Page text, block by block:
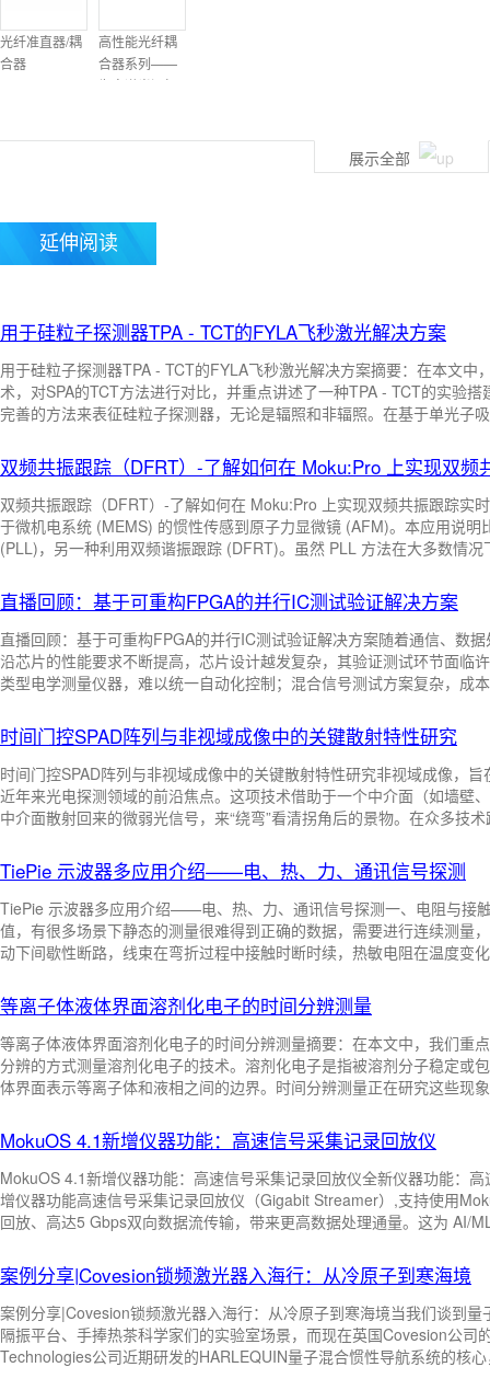
中文：光纤陀螺死区；英文：dead zone of fiber optic gyroscope
中文：惯性级光纤陀螺仪；英文：inertial grade fiber optic gyroscope
中文：战术级光纤陀螺仪；英文：tactical-level fiber optic gyroscope
中文：速率级光纤陀螺仪；英文：rate-level fiber optic gyroscope
中文：布里渊型光纤陀螺；英文：Brillouin fiber optic gyroscope
中文：谐振型光纤陀螺；英文：resonant fiber optic gyroscope
中文：干涉型光纤陀螺；英文：interferometric fiber optic gyroscope
中文：混偏光纤陀螺；英文：mixed polarized fiber optic gyroscope
中文：保偏光纤陀螺；英文：polarization-main- taining fiber optic gyroscope
中文：开环光纤陀螺；英文：open-100p fiber optic gyroscope 中文：
中文：闭环光纤陀螺；英文：closed-100p fiber op-tic gyroscope
中文：光纤无线网络；英文：optical fiber-wireless network
中文：光纤传输系统；英文：optical fiber trans-mission system
中文：光纤通信系统；英文：optical fiber commu-nication system
中文：光纤共焦扫描干涉显微术；英文：fiber-optical confocal scanning
中文：纤维直径光学分析仪；英文：optical fiber diameter analyzer
中文：光纤光时域反射计；英文：optical fiber time- domain reflectometer
中文：光纤菲佐干涉仪；英文：Fizeau optical fiber interferometer
中文：光纤马赫-曾德尔干涉仪；英文：Mach- Zehnder optical fiber
中文：光纤迈克耳孙干涉仪；英文：Michelson optical fiber interferometer
光纤准直器/耦
合器
高性能光纤耦
合器系列——
为宽谱光源打
展示全部
延伸阅读
用于硅粒子探测器TPA - TCT的FYLA飞秒激光解决方案
用于硅粒子探测器TPA - TCT的FYLA飞秒激光解决方案摘要：在本文中
术，对SPA的TCT方法进行对比，并重点讲述了一种TPA - TCT的实验
完善的方法来表征硅粒子探测器，无论是辐照和非辐照。在基于单光子
本上是有限的。双光子吸收瞬态电流技术（TPA - TCT）通过利用硅中
子能量时，线性吸收被强烈抑制，并且电 ...
双频共振跟踪（DFRT）-了解如何在 Moku:Pro 上实现双频
双频共振跟踪（DFRT）-了解如何在 Moku:Pro 上实现双频共振跟踪实
于微机电系统 (MEMS) 的惯性传感到原子力显微镜 (AFM)。本应用说
(PLL)，另一种利用双频谐振跟踪 (DFRT)。虽然 PLL 方法在大多数情
频多频锁定检测实验和PID 控制器在一个Moku:Pro设备。双频信号由
测试，并获得了积极的结 ...
直播回顾：基于可重构FPGA的并行IC测试验证解决方案
直播回顾：基于可重构FPGA的并行IC测试验证解决方案随着通信、数
沿芯片的性能要求不断提高，芯片设计越发复杂，其验证测试环节面临
类型电学测量仪器，难以统一自动化控制；混合信号测试方案复杂，成
决方案》线上研讨会。会上，LI应用专家Hank Long介绍了基于FPGA
势，并演示了如何利用 Mo ...
时间门控SPAD阵列与非视域成像中的关键散射特性研究
时间门控SPAD阵列与非视域成像中的关键散射特性研究非视域成像，
近年来光电探测领域的前沿焦点。这项技术借助于一个中介面（如墙壁
中介面散射回来的微弱光信号，来“绕弯”看清拐角后的景物。在众多技
一。图1：基于 TG-SPAD 阵列的非视域成像原理示意图一、 技术核心
TiePie 示波器多应用介绍——电、热、力、通讯信号探测
TiePie 示波器多应用介绍——电、热、力、通讯信号探测一、电阻与接
值，有很多场景下静态的测量很难得到正确的数据，需要进行连续测量
动下间歇性断路，线束在弯折过程中接触时断时续，热敏电阻在温度变
里用 Neutralize 把线阻抵消掉，然后就可以开始测量，实现边操作被测
环试验时，接触电阻是否在某个工况下突 ...
等离子体液体界面溶剂化电子的时间分辨测量
等离子体液体界面溶剂化电子的时间分辨测量摘要：在本文中，我们重
分辨的方式测量溶剂化电子的技术。溶剂化电子是指被溶剂分子稳定或
体界面表示等离子体和液相之间的边界。时间分辨测量正在研究这些现
实验技术的组合。该装置包括等离子体源、电极和光学元件。在等离子
MokuOS 4.1新增仪器功能：高速信号采集记录回放仪
MokuOS 4.1新增仪器功能：高速信号采集记录回放仪全新仪器功能：
增仪器功能高速信号采集记录回放仪（Gigabit Streamer）,支持使用
回放、高达5 Gbps双向数据流传输，带来更高数据处理通量。这为 AI/
案例分享|Covesion锁频激光器入海行：从冷原子到寒海境
案例分享|Covesion锁频激光器入海行：从冷原子到寒海境当我们谈到
隔振平台、手捧热茶科学家们的实验室场景，而现在英国Covesion公司
Technologies公司近期研发的HARLEQUIN量子混合惯性导航系统的核